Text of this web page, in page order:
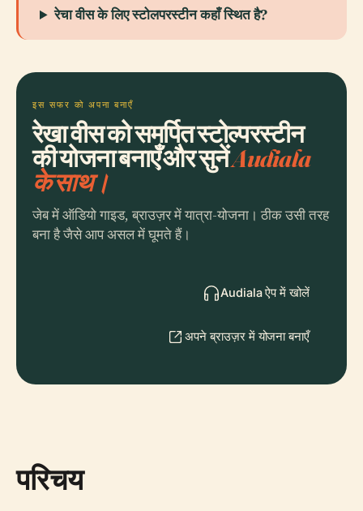
रेचा वीस के लिए स्टोलपरस्टीन कहाँ स्थित है?
इस सफर को अपना बनाएँ
रेखा वीस को समर्पित स्टोल्परस्टीन
की योजना बनाएँ और सुनेंAudiala
के साथ।
जेब में ऑडियो गाइड, ब्राउज़र में यात्रा-योजना। ठीक उसी तरह
बना है जैसे आप असल में घूमते हैं।
Audiala ऐप में खोलें
अपने ब्राउज़र में योजना बनाएँ
परिचय